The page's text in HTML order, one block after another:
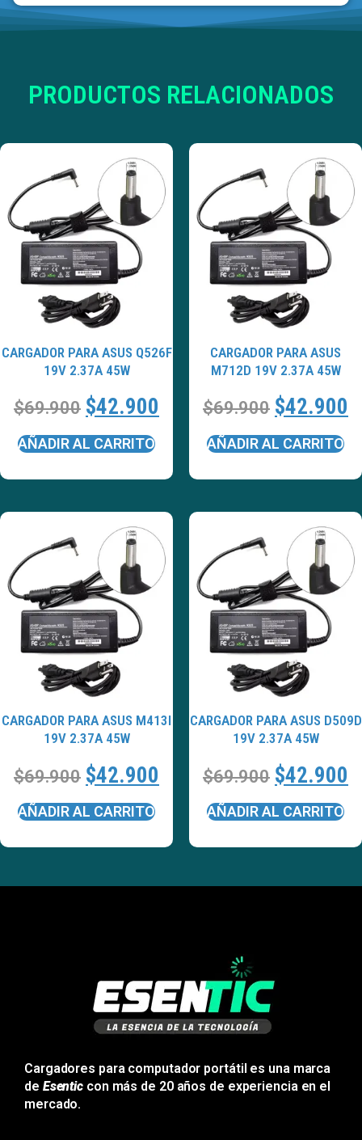
PRODUCTOS RELACIONADOS
CARGADOR PARA ASUS Q526F
19V 2.37A 45W
$69.900 $42.900
AÑADIR AL CARRITO
CARGADOR PARA ASUS
M712D 19V 2.37A 45W
$69.900 $42.900
AÑADIR AL CARRITO
CARGADOR PARA ASUS M413I
19V 2.37A 45W
$69.900 $42.900
AÑADIR AL CARRITO
CARGADOR PARA ASUS D509D
19V 2.37A 45W
$69.900 $42.900
AÑADIR AL CARRITO
Cargadores para computador portátil es una marca
de Esentic con más de 20 años de experiencia en el
mercado.